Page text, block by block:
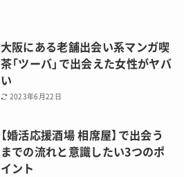
大阪にある老舗出会い系マンガ喫
茶「ツーバ」で出会えた女性がヤバ
い
2023年6月22日
【婚活応援酒場 相席屋】で出会う
までの流れと意識したい3つのポ
イント